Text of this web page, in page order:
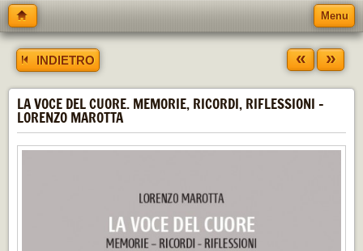
Menu
INDIETRO « »
LA VOCE DEL CUORE. MEMORIE, RICORDI, RIFLESSIONI -
LORENZO MAROTTA